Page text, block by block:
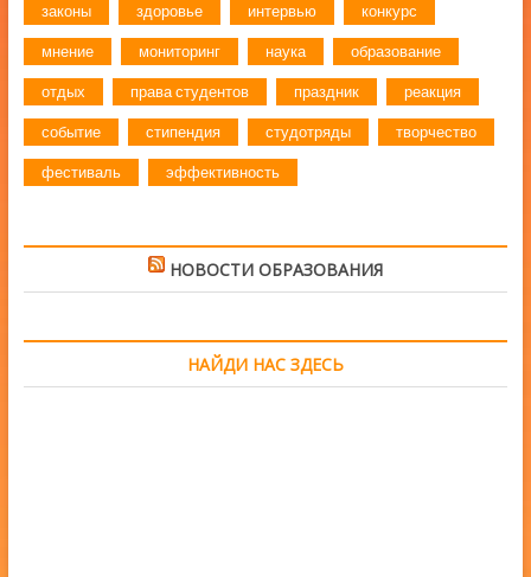
законы здоровье интервью конкурс
мнение мониторинг наука образование
отдых права студентов праздник реакция
событие стипендия студотряды творчество
фестиваль эффективность
НОВОСТИ ОБРАЗОВАНИЯ
НАЙДИ НАС ЗДЕСЬ